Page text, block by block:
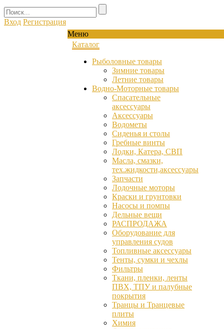
Вход Регистрация
Меню
Каталог
Рыболовные товары
Зимние товары
Летние товары
Водно-Моторные товары
Спасательные
аксессуары
Аксессуары
Водометы
Сиденья и столы
Гребные винты
Лодки, Катера, СВП
Масла, смазки,
тех.жидкости,аксессуары
Запчасти
Лодочные моторы
Краски и грунтовки
Насосы и помпы
Дельные вещи
РАСПРОДАЖА
Оборудование для
управления судов
Топливные аксессуары
Тенты, сумки и чехлы
Фильтры
Ткани, пленки, ленты
ПВХ, ТПУ и палубные
покрытия
Транцы и Транцевые
плиты
Химия